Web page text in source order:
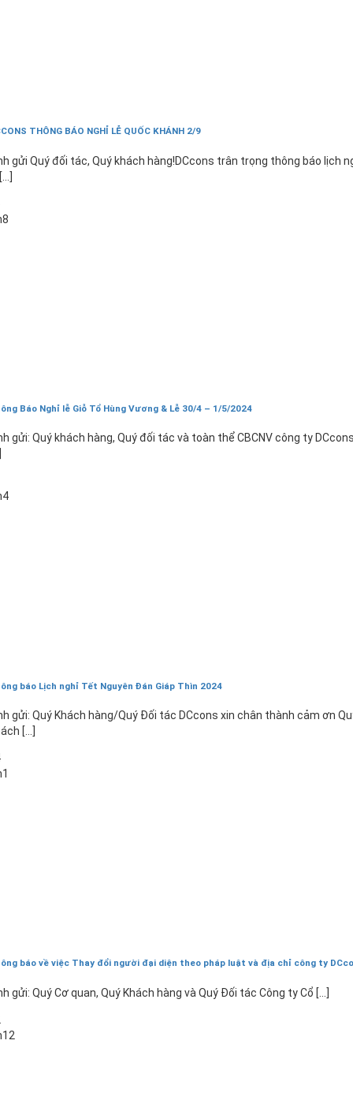
THÔNG BÁO NGHỈ LỄ QUỐC KHÁNH 2/9
gửi Quý đối tác, Quý khách hàng!DCcons trân trọng thông báo lịch
Báo Nghỉ lễ Giỗ Tổ Hùng Vương & Lễ 30/4 – 1/5/2024
gửi: Quý khách hàng, Quý đối tác và toàn thể CBCNV công ty
báo Lịch nghỉ Tết Nguyên Đán Giáp Thìn 2024
gửi: Quý Khách hàng/Quý Đối tác DCcons xin chân thành cảm ơn
[...]
báo về việc Thay đổi người đại diện theo pháp luật và địa chỉ công ty
gửi: Quý Cơ quan, Quý Khách hàng và Quý Đối tác Công ty Cổ [...]